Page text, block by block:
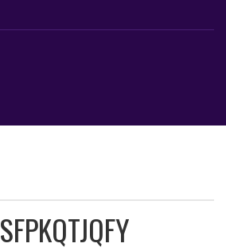
SFPKQTJQFY